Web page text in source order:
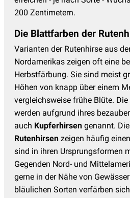
200 Zentimetern.
Die Blattfarben der
Varianten der Rutenhirse aus
Nordamerikas zeigen oft eine
Herbstfärbung. Sie sind meist
Höhen von knapp über einem
vergleichsweise frühe Blüte.
werden aufgrund ihres
auch Kupferhirsen genannt. Die
Rutenhirsen zeigen häufig
sind in ihren Ursprungsformen
Gegenden Nord- und
gerne in der Nähe von
bläulichen Sorten verfärben